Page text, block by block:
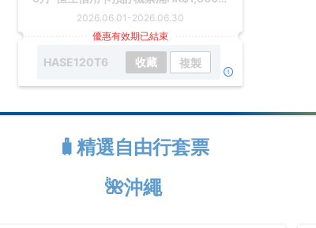
2026.06.01 -2026.06.30
優惠有效期已結束
HASE120T6 收藏 複製
🧳精選自由行套票
🌺沖繩